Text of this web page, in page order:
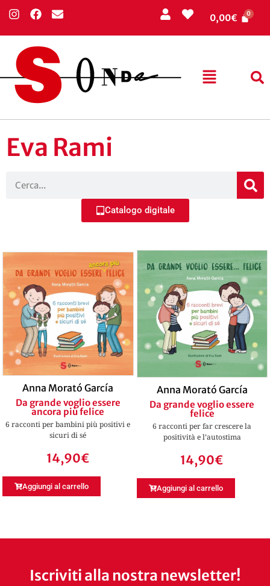
0,00€
Eva Rami
Catalogo digitale
Anna Morató García
Da grande voglio essere
ancora più felice
6 racconti per bambini più positivi e
sicuri di sé
14,90€
Aggiungi al carrello
Anna Morató García
Da grande voglio essere
felice
6 racconti per far crescere la
positività e l’autostima
14,90€
Aggiungi al carrello
Iscriviti alla nostra newsletter!